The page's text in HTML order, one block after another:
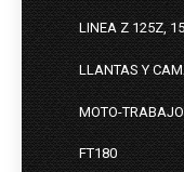
LINEA Z 125Z,
LLANTAS Y
MOTO-
FT180